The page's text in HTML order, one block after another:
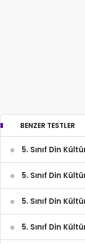
BENZER TESTLER
5. Sınıf Din
5. Sınıf Din
5. Sınıf Din
5. Sınıf Din